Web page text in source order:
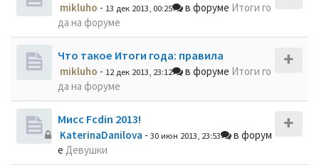
mikluho - 13 дек 2013, 00:25 в форуме Итоги го
да на форуме
Что такое Итоги года: правила
mikluho - 12 дек 2013, 23:12 в форуме Итоги го
да на форуме
Мисс Fcdin 2013!
KaterinaDanilova - 30 июн 2013, 23:53
в форум
е Девушки